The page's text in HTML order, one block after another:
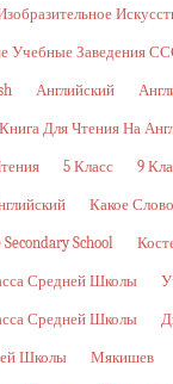
Заведения
Английский
Книга Для Чтения На
5 Класс 9
Какое
School
Средней Школы
Средней Школы
Школы Мякишев